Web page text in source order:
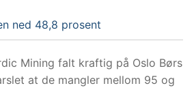
ned 48,8 prosent
Mining falt kraftig på Oslo Børs
at de mangler mellom 95 og